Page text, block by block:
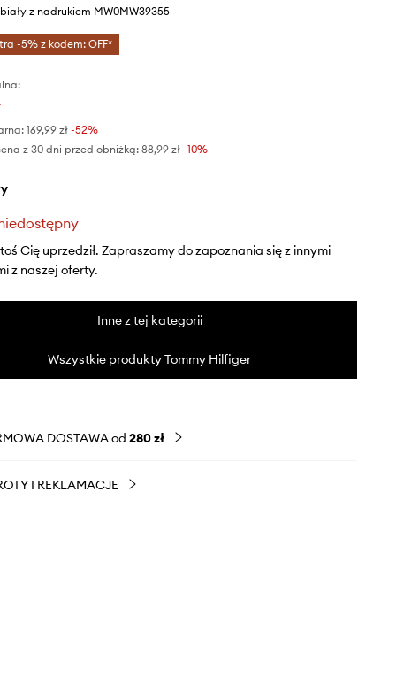
z nadrukiem MW0MW39355
-5% z kodem: OFF*
169,99 zł-52%
z 30 dni przed obniżką: 88,99 zł -10%
Cię uprzedził. Zapraszamy do zapoznania się z innymi
z naszej oferty.
Inne z tej kategorii
Wszystkie produkty Tommy Hilfiger
DOSTAWA od 280 zł
I REKLAMACJE